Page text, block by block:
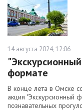
14 августа 2024, 12:06
формате
В конце лета в Омске
акция "Экскурсионный
познавательных